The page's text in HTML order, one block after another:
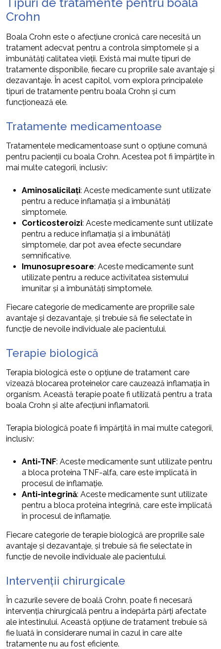
Crohn
Boala Crohn este o afecțiune cronică care necesită un
tratament adecvat pentru a controla simptomele și a
îmbunătăți calitatea vieții. Există mai multe tipuri de
tratamente disponibile, fiecare cu propriile sale avantaje și
dezavantaje. În acest capitol, vom explora principalele
tipuri de tratamente pentru boala Crohn și cum
funcționează ele.
Tratamente medicamentoase
Tratamentele medicamentoase sunt o opțiune comună
pentru pacienții cu boala Crohn. Acestea pot fi împărțite în
mai multe categorii, inclusiv:
Aminosalicilați: Aceste medicamente sunt utilizate
pentru a reduce inflamația și a îmbunătăți
simptomele.
Corticosteroizi: Aceste medicamente sunt utilizate
pentru a reduce inflamația și a îmbunătăți
simptomele, dar pot avea efecte secundare
semnificative.
Imunosupresoare: Aceste medicamente sunt
utilizate pentru a reduce activitatea sistemului
imunitar și a îmbunătăți simptomele.
Fiecare categorie de medicamente are propriile sale
avantaje și dezavantaje, și trebuie să fie selectate în
funcție de nevoile individuale ale pacientului.
Terapie biologică
Terapia biologică este o opțiune de tratament care
vizează blocarea proteinelor care cauzează inflamația în
organism. Această terapie poate fi utilizată pentru a trata
boala Crohn și alte afecțiuni inflamatorii.
Terapia biologică poate fi împărțită în mai multe categorii,
inclusiv:
Anti-TNF: Aceste medicamente sunt utilizate pentru
a bloca proteina TNF-alfa, care este implicată în
procesul de inflamație.
Anti-integrină: Aceste medicamente sunt utilizate
pentru a bloca proteina integrină, care este implicată
în procesul de inflamație.
Fiecare categorie de terapie biologică are propriile sale
avantaje și dezavantaje, și trebuie să fie selectate în
funcție de nevoile individuale ale pacientului.
Intervenții chirurgicale
În cazurile severe de boală Crohn, poate fi necesară
intervenția chirurgicală pentru a îndepărta părți afectate
ale intestinului. Această opțiune de tratament trebuie să
fie luată în considerare numai în cazul în care alte
tratamente nu au fost eficiente.